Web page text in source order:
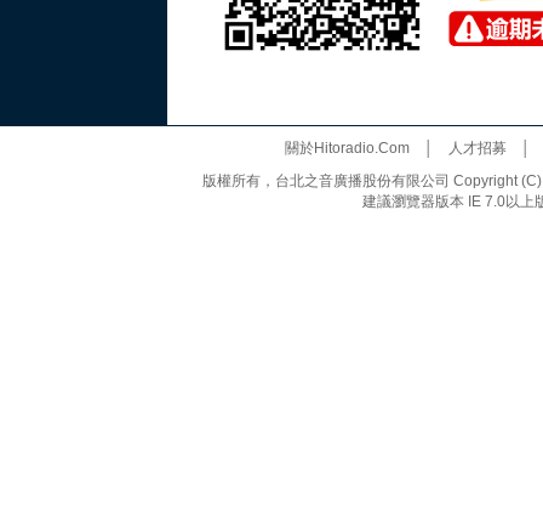
關於Hitoradio.Com│ 人才招募
版權所有，台北之音廣播股份有限公司 Copyright
建議瀏覽器版本 IE 7.0以上